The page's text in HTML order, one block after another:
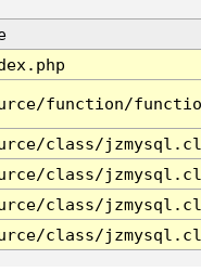
function/
class/
class/
class/
class/